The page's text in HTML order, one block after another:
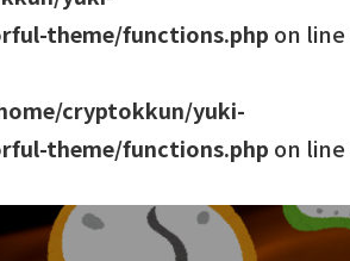
theme/functions.php on line
cryptokkun/yuki-
theme/functions.php on line